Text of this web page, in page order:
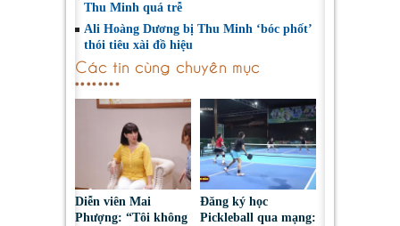
Thu Minh quá trễ
Ali Hoàng Dương bị Thu Minh ‘bóc phốt’
thói tiêu xài đồ hiệu
Các tin cùng chuyên mục
Diễn viên Mai
Phượng: “Tôi không
Đăng ký học
Pickleball qua mạng: